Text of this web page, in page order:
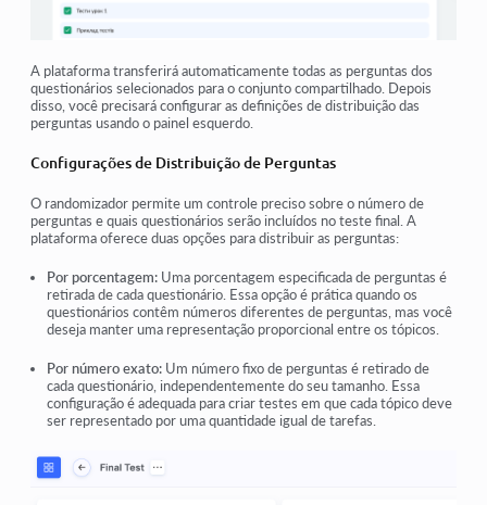
A plataforma transferirá automaticamente todas as perguntas dos
questionários selecionados para o conjunto compartilhado. Depois
disso, você precisará configurar as definições de distribuição das
perguntas usando o painel esquerdo.
Configurações de Distribuição de Perguntas
O randomizador permite um controle preciso sobre o número de
perguntas e quais questionários serão incluídos no teste final. A
plataforma oferece duas opções para distribuir as perguntas:
Por porcentagem: Uma porcentagem especificada de perguntas é
retirada de cada questionário. Essa opção é prática quando os
questionários contêm números diferentes de perguntas, mas você
deseja manter uma representação proporcional entre os tópicos.
Por número exato: Um número fixo de perguntas é retirado de
cada questionário, independentemente do seu tamanho. Essa
configuração é adequada para criar testes em que cada tópico deve
ser representado por uma quantidade igual de tarefas.